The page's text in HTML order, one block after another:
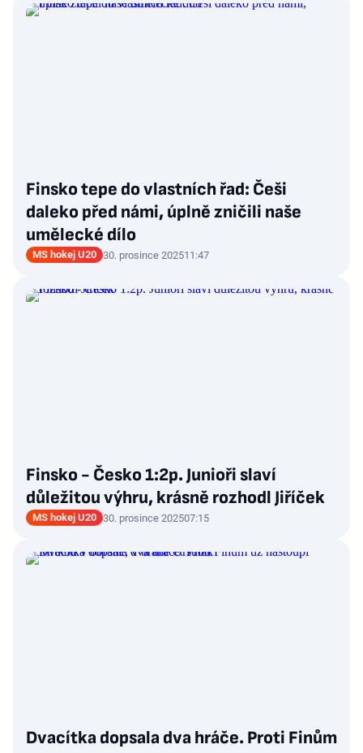
Finsko tepe do vlastních řad: Češi
daleko před námi, úplně zničili naše
umělecké dílo
MS hokej U20 30. prosince 202511:47
Finsko - Česko 1:2p. Junioři slaví
důležitou výhru, krásně rozhodl Jiříček
MS hokej U20 30. prosince 202507:15
Dvacítka dopsala dva hráče. Proti Finům